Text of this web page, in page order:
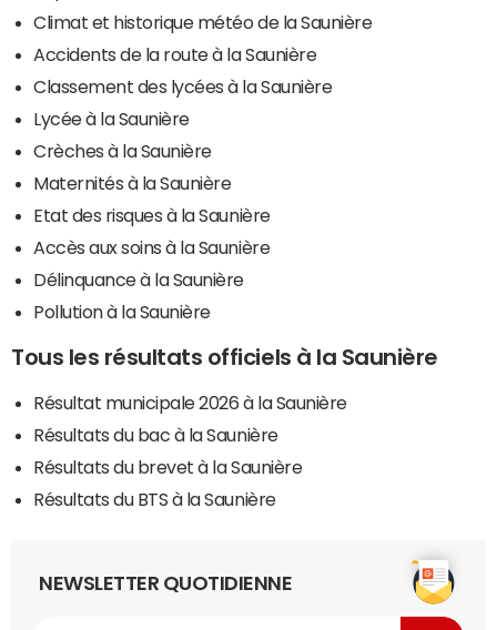
Climat et historique météo de la Saunière
Accidents de la route à la Saunière
Classement des lycées à la Saunière
Lycée à la Saunière
Crèches à la Saunière
Maternités à la Saunière
Etat des risques à la Saunière
Accès aux soins à la Saunière
Délinquance à la Saunière
Pollution à la Saunière
Tous les résultats officiels à la Saunière
Résultat municipale 2026 à la Saunière
Résultats du bac à la Saunière
Résultats du brevet à la Saunière
Résultats du BTS à la Saunière
NEWSLETTER QUOTIDIENNE